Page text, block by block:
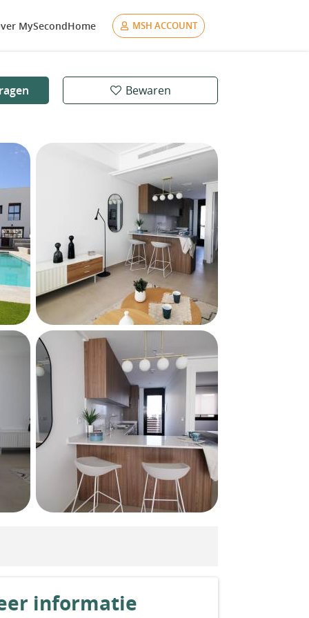
MySecondHome MSH ACCOUNT
Bewaren
informatie